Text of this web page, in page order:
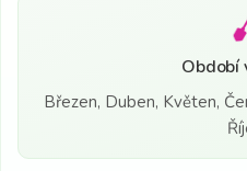
Období
Březen, Duben, Květen,